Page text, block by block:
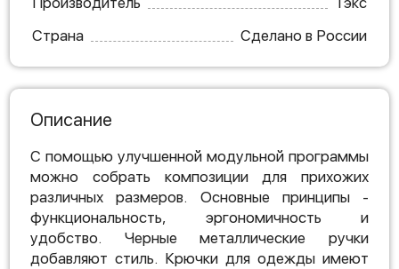
Страна
Сделано в России
Описание
С помощью улучшенной модульной программы
можно собрать композиции для прихожих
различных размеров. Основные принципы -
функциональность, эргономичность и
удобство. Черные металлические ручки
добавляют стиль. Крючки для одежды имеют